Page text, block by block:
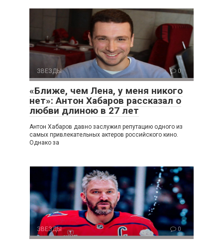
ЗВЕЗДЫ 0
«Ближе, чем Лена, у меня никого
нет»: Антон Хабаров рассказал о
любви длиною в 27 лет
Антон Хабаров давно заслужил репутацию одного из
самых привлекательных актеров российского кино.
Однако за
ЗВЕЗДЫ 0